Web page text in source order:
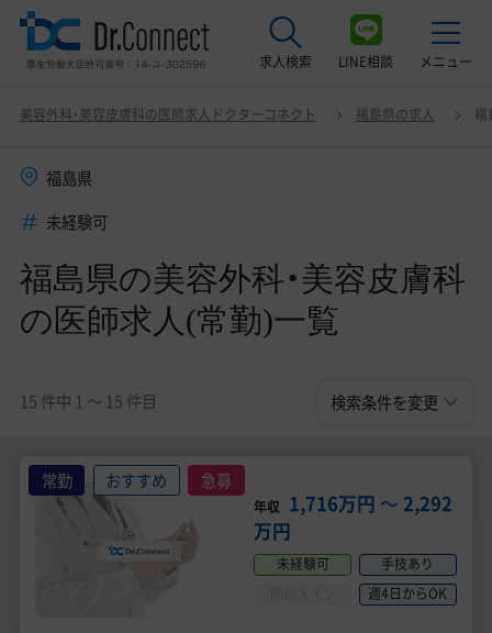
求人検索 LINE相談 メニュー
美容クリニック見学ご希望の方はこちら
サービス紹介
ドクターコネクトの強み
エージェント紹介
常勤求人一覧
美容医療医師の転職お役立ちコンテンツ
美容クリニック見学・研修情報
美容外科・美容皮膚科の医師求人ドクターコネクト 福島県の求人 福
福島県
未経験可
福島県の美容外科・美容皮膚科
の医師求人(常勤)一覧
15 件中 1 〜 15 件目 検索条件を変更
福島県の美容外科・美容皮膚科の医師求人(常勤)一覧 変更
常勤 おすすめ 急募
年収 1,716万円 〜 2,292
万円
未経験可
手技あり
週4日からOK